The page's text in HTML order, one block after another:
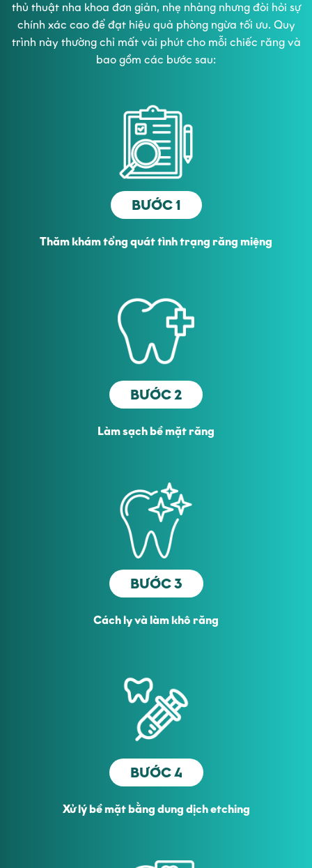
thủ thuật nha khoa đơn giản, nhẹ nhàng nhưng đòi hỏi sự
chính xác cao để đạt hiệu quả phòng ngừa tối ưu. Quy
trình này thường chỉ mất vài phút cho mỗi chiếc răng và
bao gồm các bước sau:
BƯỚC 1
Thăm khám tổng quát tình trạng răng miệng
BƯỚC 2
Làm sạch bề mặt răng
BƯỚC 3
Cách ly và làm khô răng
BƯỚC 4
Xử lý bề mặt bằng dung dịch etching